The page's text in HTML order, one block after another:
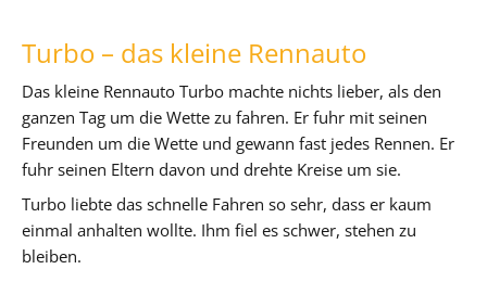
Turbo – das kleine Rennauto
Das kleine Rennauto Turbo machte nichts lieber, als den
ganzen Tag um die Wette zu fahren. Er fuhr mit seinen
Freunden um die Wette und gewann fast jedes Rennen. Er
fuhr seinen Eltern davon und drehte Kreise um sie.
Turbo liebte das schnelle Fahren so sehr, dass er kaum
einmal anhalten wollte. Ihm fiel es schwer, stehen zu
bleiben.